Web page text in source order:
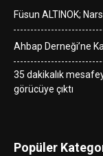
Füsun ALTINOK;
Ahbap Derneği’ne
35 dakikalık
görücüye çıktı
Popüler